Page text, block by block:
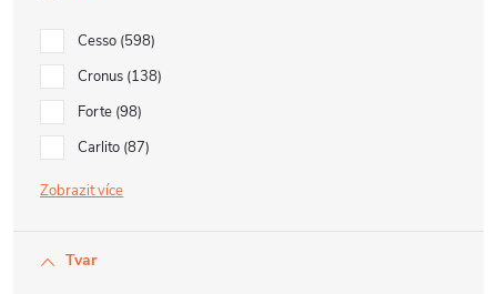
Cesso 598
Cronus 138
Forte 98
Carlito 87
Zobrazit
Tvar